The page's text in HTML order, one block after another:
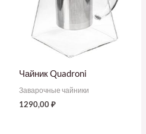
Чайник Quadroni
Заварочные чайники
1290,00₽